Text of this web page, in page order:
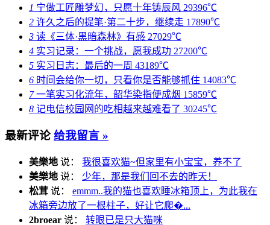
1 宁做工匠雕梦幻，只愿十年铸辰风 29396℃
2 许久之后的提笔·第二十步，继续走 17890℃
3 读《三体·黑暗森林》有感 27029℃
4 实习记录：一个挑战，愿我成功 27200℃
5 实习日志：最后的一周 43189℃
6 时间会给你一切，只看你是否能够抓住 14083℃
7一笔实习化流年，韶华染指便成烟 15859℃
8 记电信校园网的吃相越来越难看了 30245℃
最新评论 给我留言 »
美樂地 说： 我很喜欢猫~但家里有小宝宝，养不了
美樂地 说： 少年，那是我们回不去的昨天！
松茸 说： emmm..我的猫也喜欢睡冰箱顶上，为此我在
冰箱旁边放了一根柱子，好让它爬�...
2broear 说： 转眼已是只大猫咪